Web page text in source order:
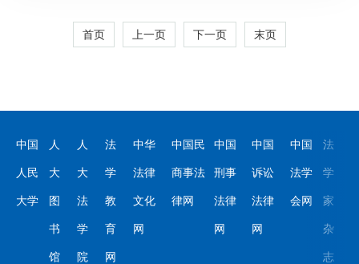
首页 上一页 下一页 末页
中国
人民
大学
人
大
图
书
馆
人
大
法
学
院
法
学
教
育
网
中华
法律
文化
网
中国民
商事法
律网
中国
刑事
法律
网
中国
诉讼
法律
网
中国
法学
会网
法
学
家
杂
志